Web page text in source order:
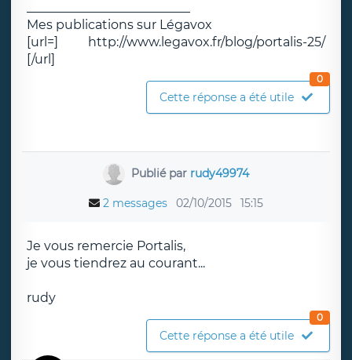
Mes publications sur Légavox
[url=] http://www.legavox.fr/blog/portalis-25/
[/url]
Cette réponse a été utile
0
Publié par rudy49974
2 messages 02/10/2015 15:15
Je vous remercie Portalis,
je vous tiendrez au courant...
rudy
Cette réponse a été utile
0